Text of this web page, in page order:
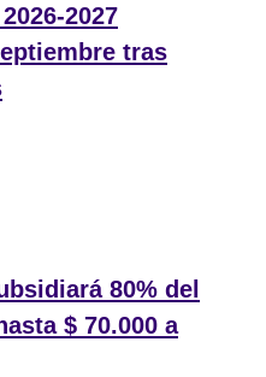
2027
tras
80% del
$ 70.000 a